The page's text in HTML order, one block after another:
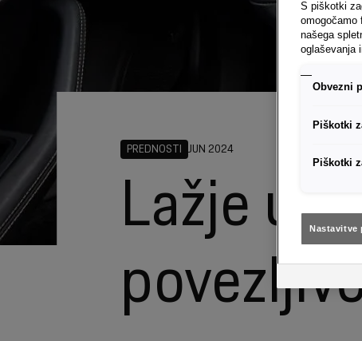
PREDNOSTI JUN 2024
Lažje
S piškotki
omogočamo
našega
oglaševanja
Obvezni
Piškotki
Piškotki
Nastavitve